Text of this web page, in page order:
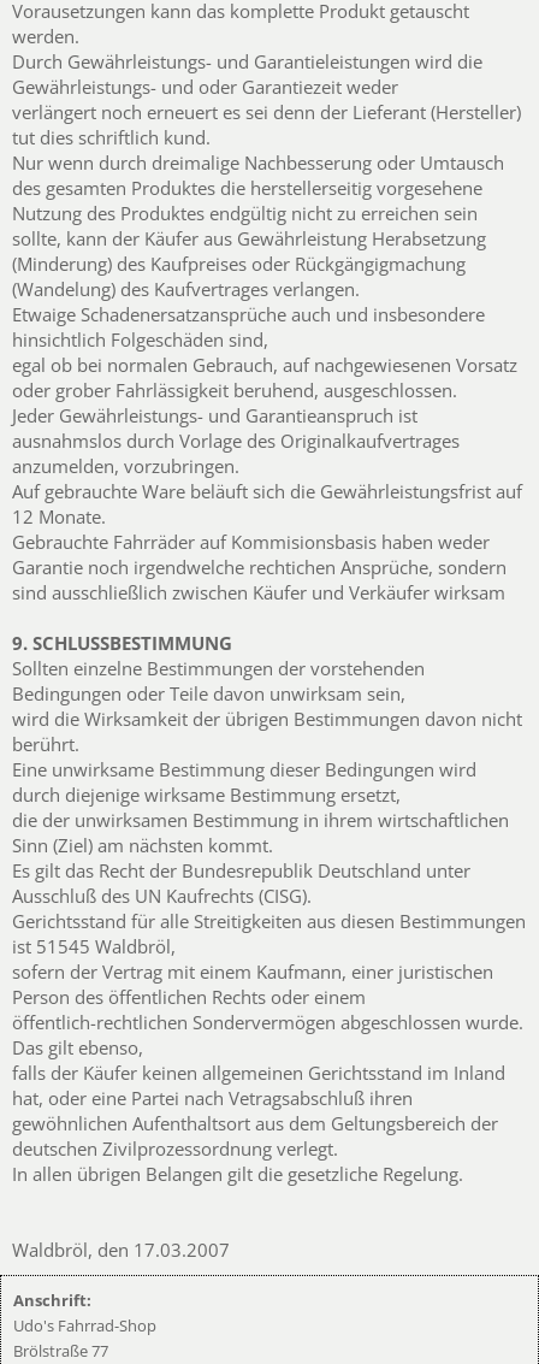
Vorausetzungen kann das komplette Produkt getauscht
werden.
Durch Gewährleistungs- und Garantieleistungen wird die
Gewährleistungs- und oder Garantiezeit weder
verlängert noch erneuert es sei denn der Lieferant (Hersteller)
tut dies schriftlich kund.
Nur wenn durch dreimalige Nachbesserung oder Umtausch
des gesamten Produktes die herstellerseitig vorgesehene
Nutzung des Produktes endgültig nicht zu erreichen sein
sollte, kann der Käufer aus Gewährleistung Herabsetzung
(Minderung) des Kaufpreises oder Rückgängigmachung
(Wandelung) des Kaufvertrages verlangen.
Etwaige Schadenersatzansprüche auch und insbesondere
hinsichtlich Folgeschäden sind,
egal ob bei normalen Gebrauch, auf nachgewiesenen Vorsatz
oder grober Fahrlässigkeit beruhend, ausgeschlossen.
Jeder Gewährleistungs- und Garantieanspruch ist
ausnahmslos durch Vorlage des Originalkaufvertrages
anzumelden, vorzubringen.
Auf gebrauchte Ware beläuft sich die Gewährleistungsfrist auf
12 Monate.
Gebrauchte Fahrräder auf Kommisionsbasis haben weder
Garantie noch irgendwelche rechtichen Ansprüche, sondern
sind ausschließlich zwischen Käufer und Verkäufer wirksam
9. SCHLUSSBESTIMMUNG
Sollten einzelne Bestimmungen der vorstehenden
Bedingungen oder Teile davon unwirksam sein,
wird die Wirksamkeit der übrigen Bestimmungen davon nicht
berührt.
Eine unwirksame Bestimmung dieser Bedingungen wird
durch diejenige wirksame Bestimmung ersetzt,
die der unwirksamen Bestimmung in ihrem wirtschaftlichen
Sinn (Ziel) am nächsten kommt.
Es gilt das Recht der Bundesrepublik Deutschland unter
Ausschluß des UN Kaufrechts (CISG).
Gerichtsstand für alle Streitigkeiten aus diesen Bestimmungen
ist 51545 Waldbröl,
sofern der Vertrag mit einem Kaufmann, einer juristischen
Person des öffentlichen Rechts oder einem
öffentlich-rechtlichen Sondervermögen abgeschlossen wurde.
Das gilt ebenso,
falls der Käufer keinen allgemeinen Gerichtsstand im Inland
hat, oder eine Partei nach Vetragsabschluß ihren
gewöhnlichen Aufenthaltsort aus dem Geltungsbereich der
deutschen Zivilprozessordnung verlegt.
In allen übrigen Belangen gilt die gesetzliche Regelung.
Waldbröl, den 17.03.2007
Anschrift:
Udo's Fahrrad-Shop
Brölstraße 77